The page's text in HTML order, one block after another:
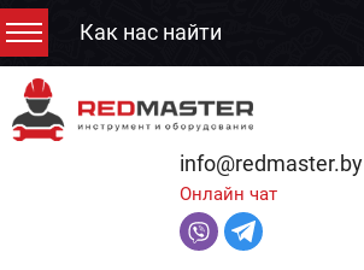
Как нас найти
info@redmaster.by
Онлайн чат